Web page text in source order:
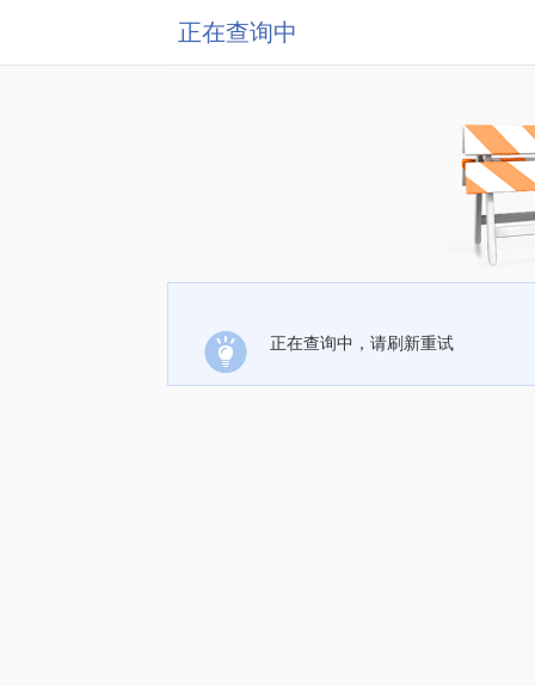
正在查询中
正在查询中，请刷新重试